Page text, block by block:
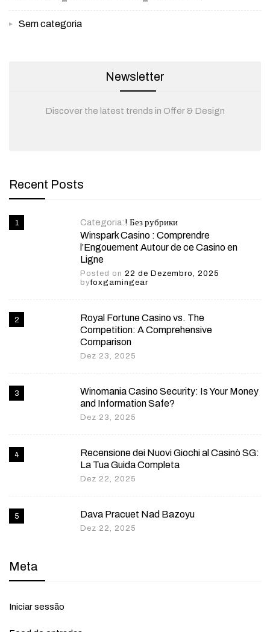
Sem categoria
Newsletter
Discover the latest trends in Offer & Design
Recent Posts
Categoria:! Без рубрики
Winspark Casino : Comprendre
l’Engouement Autour de ce Casino en
Ligne
Posted on 22 de Dezembro, 2025
byfoxgamingear
Royal Fortune Casino vs. The
Competition: A Comprehensive
Comparison
Dez 23, 2025
Winomania Casino Security: Is Your Money
and Information Safe?
Dez 23, 2025
Recensione dei Nuovi Giochi al Casinò SG:
La Tua Guida Completa
Dez 22, 2025
Dava Pracuet Nad Bazoyu
Dez 22, 2025
Meta
Iniciar sessão